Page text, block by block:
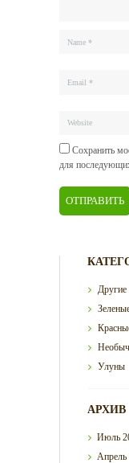
Сохранить
для
Другие
Улуны
АРХИВ
Июль
Апрель